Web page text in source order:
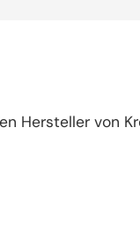
Hersteller von